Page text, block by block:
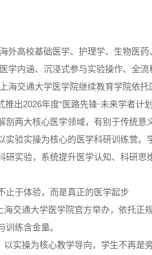
外高校基础医学、护理学、生物医
学内涵、沉浸式参与实验操作、全
海交通大学医学院继续教育学院依
推出2026年度“医路先锋·未来学者
剖两大核心医学领域，有别于传统意
实验实操为核心的医学科研训练营。
研实验，系统提升医学认知、科研思
于体验，而是真正的医学起步
海交通大学医学院官方举办，依托正
训练含金量。
以实操为核心教学导向，学生不再是